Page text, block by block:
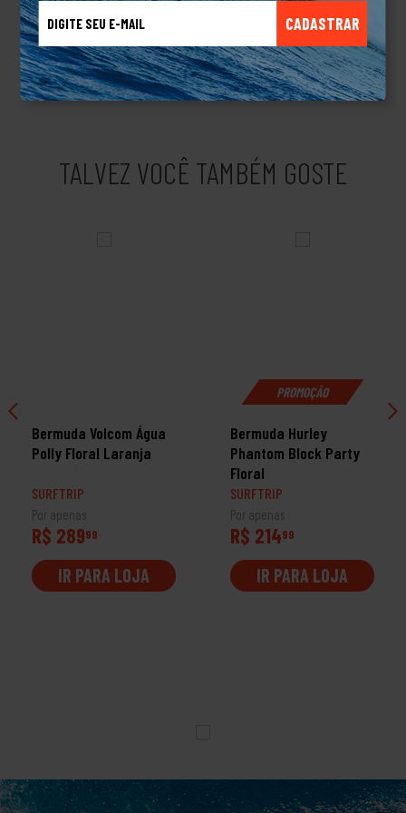
CADASTRAR
produzir roupas para esquiadores, para quem pratica Windsurf,
snowboard e navegadores, ampliando seu mercado. Eles não
pararam por aí, criaram linhas de produtos masculinos,
femininos, linha de acessório e muito mais.Produto Original.
TALVEZ VOCÊ TAMBÉM GOSTE
Bermuda Volcom Água
Polly Floral Laranja
SURFTRIP
Por apenas
R$ 28999
IR PARA LOJA
PROMOÇÃO
Bermuda Hurley
Phantom Block Party
Floral
SURFTRIP
Por apenas
R$ 21499
IR PARA LOJA